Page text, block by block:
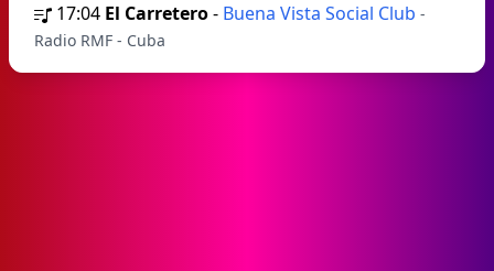
17:04 El Carretero- Buena Vista Social Club -
Radio RMF - Cuba